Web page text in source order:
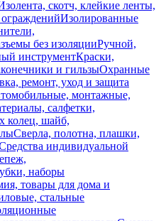
скотч, клейкие ленты,
Изолированные
без изоляцииРучной,
инструментКраски,
и гильзыОхранные
ремонт, уход и защита
монтажные,
салфетки,
колец, шайб,
Сверла, полотна, плашки,
индивидуальной
наборы
товары для дома и
стальные